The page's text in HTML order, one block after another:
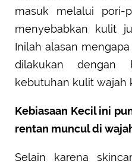
masuk melalui pori-
menyebabkan kulit
Inilah alasan
dilakukan dengan
kebutuhan kulit wajah
Kebiasaan Kecil ini
rentan muncul di
Selain karena